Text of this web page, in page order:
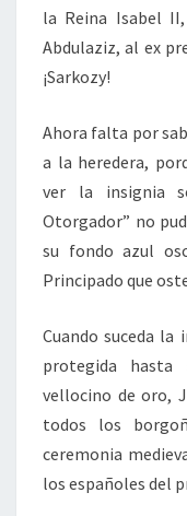
la Reina Isabel
Abdulaziz, al ex
¡Sarkozy!
Ahora falta por
a la heredera,
ver la insignia
Otorgador” no
su fondo azul
Principado que
Cuando suceda la
protegida
vellocino de oro,
todos los
ceremonia
los españoles del